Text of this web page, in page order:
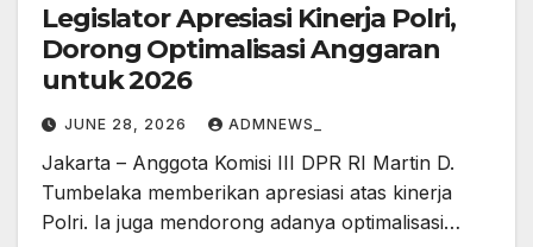
Legislator Apresiasi Kinerja Polri,
Dorong Optimalisasi Anggaran
untuk 2026
JUNE 28, 2026 ADMNEWS_
Jakarta – Anggota Komisi III DPR RI Martin D.
Tumbelaka memberikan apresiasi atas kinerja
Polri. Ia juga mendorong adanya optimalisasi…